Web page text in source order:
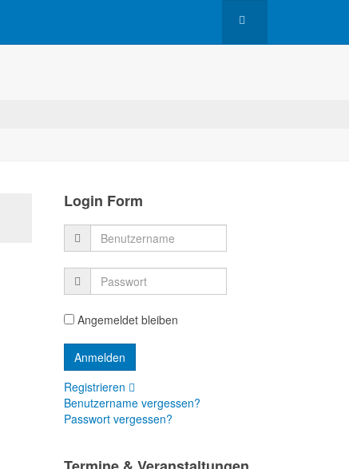
Login Form
Angemeldet bleiben
Registrieren
Benutzername vergessen?
Passwort vergessen?